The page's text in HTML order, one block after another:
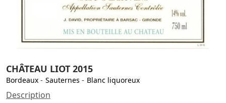
CHÂTEAU LIOT 2015
Bordeaux - Sauternes - Blanc liquoreux
Description